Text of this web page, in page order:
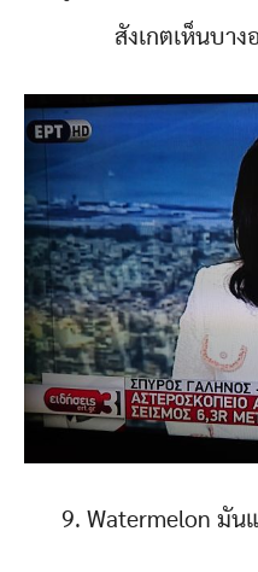
สังเกตเห็นบาง
9. Watermelon มัน